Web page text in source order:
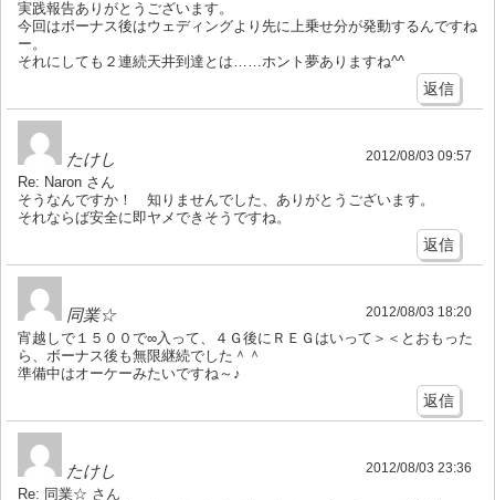
実践報告ありがとうございます。
今回はボーナス後はウェディングより先に上乗せ分が発動するんですね
ー。
それにしても２連続天井到達とは……ホント夢ありますね^^
返信
たけし 2012/08/03 09:57
Re: Naron さん
そうなんですか！ 知りませんでした、ありがとうございます。
それならば安全に即ヤメできそうですね。
返信
同業☆ 2012/08/03 18:20
宵越しで１５００で∞入って、４Ｇ後にＲＥＧはいって＞＜とおもった
ら、ボーナス後も無限継続でした＾＾
準備中はオーケーみたいですね～♪
返信
たけし 2012/08/03 23:36
Re: 同業☆ さん